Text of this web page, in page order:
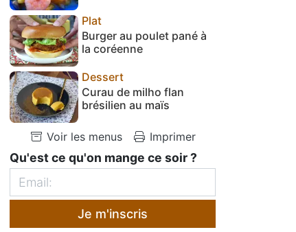
Plat
Burger au poulet pané à
la coréenne
Dessert
Curau de milho flan
brésilien au maïs
Voir les menus Imprimer
Qu'est ce qu'on mange ce soir ?
Je m'inscris